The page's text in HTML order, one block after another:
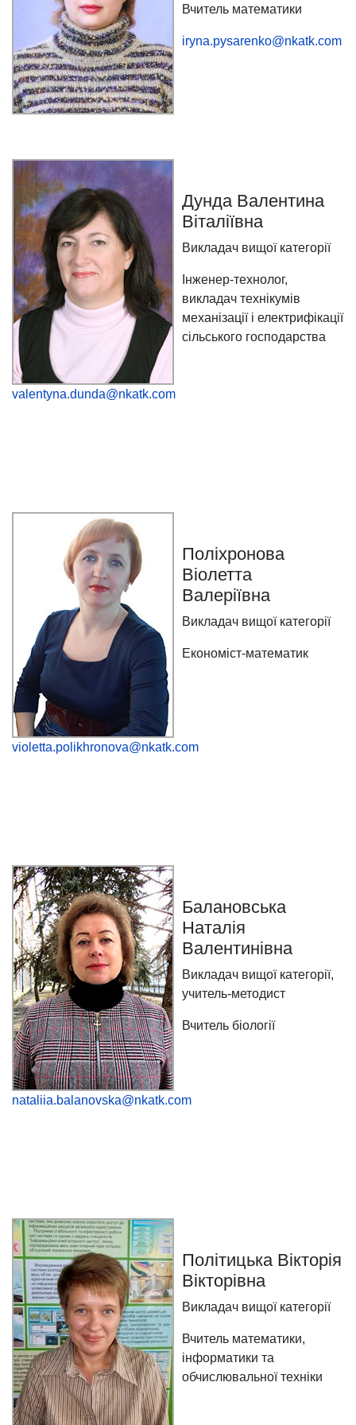
Вчитель математики
iryna.pysarenko@nkatk.com
Дунда Валентина
Віталіївна
Викладач вищої категорії
Інженер-технолог,
викладач технікумів
механізації і електрифікації
сільського господарства
valentyna.dunda@nkatk.com
Поліхронова
Віолетта
Валеріївна
Викладач вищої категорії
Економіст-математик
violetta.polikhronova@nkatk.com
Балановська
Наталія
Валентинівна
Викладач вищої категорії,
учитель-методист
Вчитель біології
nataliia.balanovska@nkatk.com
Політицька Вікторія
Вікторівна
Викладач вищої категорії
Вчитель математики,
інформатики та
обчислювальної техніки